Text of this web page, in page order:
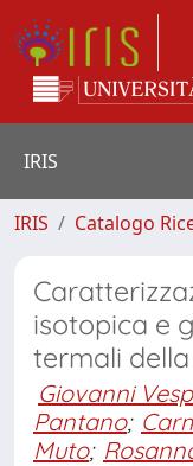
IRIS
IRIS Catalogo
isotopica e
termali
Giovanni
Pantano;
Muto;